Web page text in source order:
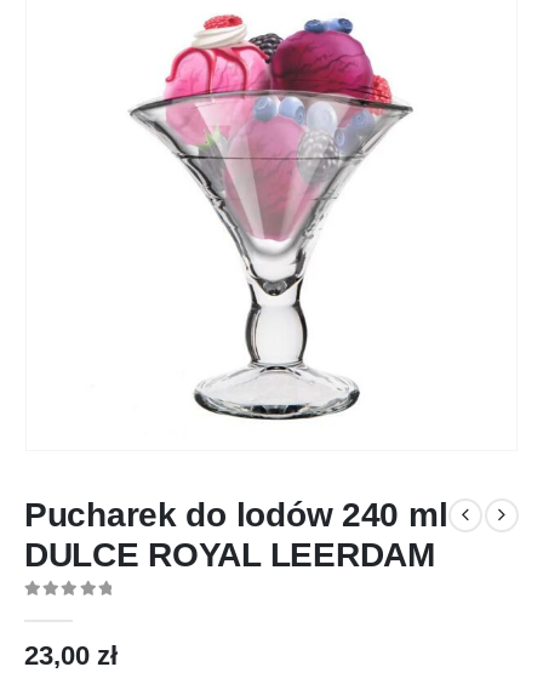
Pucharek do lodów 240 ml
DULCE ROYAL LEERDAM
23,00 zł